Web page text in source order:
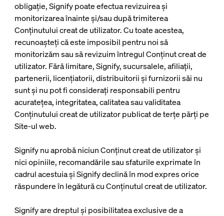
obligație, Signify poate efectua revizuirea și
monitorizarea înainte și/sau după trimiterea
Conținutului creat de utilizator. Cu toate acestea,
recunoașteți că este imposibil pentru noi să
monitorizăm sau să revizuim întregul Conținut creat de
utilizator. Fără limitare, Signify, sucursalele, afiliații,
partenerii, licențiatorii, distribuitorii și furnizorii săi nu
sunt și nu pot fi considerați responsabili pentru
acuratețea, integritatea, calitatea sau validitatea
Conținutului creat de utilizator publicat de terțe părți pe
Site-ul web.
Signify nu aprobă niciun Conținut creat de utilizator și
nici opiniile, recomandările sau sfaturile exprimate în
cadrul acestuia și Signify declină în mod expres orice
răspundere în legătură cu Conținutul creat de utilizator.
Signify are dreptul și posibilitatea exclusive de a